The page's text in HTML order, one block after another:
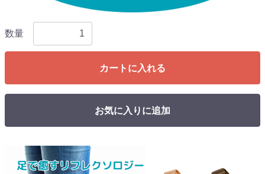
数量
カートに入れる
お気に入りに追加